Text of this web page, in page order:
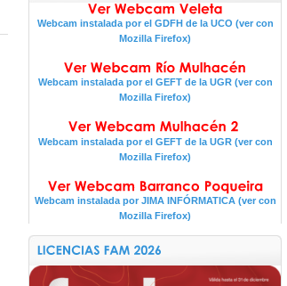
Webcam instalada por el GDFH de la UCO (ver con
Mozilla Firefox)
Webcam instalada por el GEFT de la UGR (ver con
Mozilla Firefox)
Webcam instalada por el GEFT de la UGR (ver con
Mozilla Firefox)
Webcam instalada por JIMA INFÓRMATICA (ver con
Mozilla Firefox)